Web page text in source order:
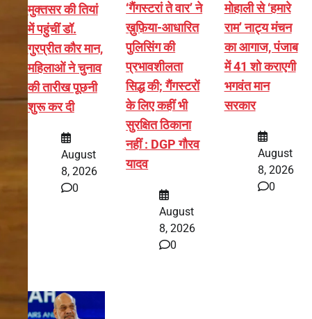
मुक्तसर की तियां
में पहुंचीं डॉ.
गुरप्रीत कौर मान,
महिलाओं ने चुनाव
की तारीख पूछनी
शुरू कर दी
August
8, 2026
0
‘गैंगस्टरां ते वार’ ने
ख़ुफ़िया-आधारित
पुलिसिंग की
प्रभावशीलता
सिद्ध की; गैंगस्टरों
के लिए कहीं भी
सुरक्षित ठिकाना
नहीं : DGP गौरव
यादव
August
8, 2026
0
मोहाली से ‘हमारे
राम’ नाट्य मंचन
का आगाज, पंजाब
में 41 शो कराएगी
भगवंत मान
सरकार
August
8, 2026
0